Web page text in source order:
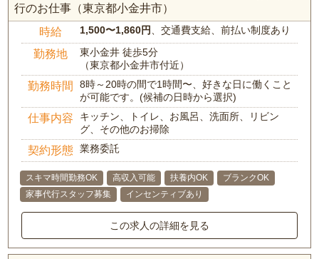
行のお仕事（東京都小金井市）
時給 1,500〜1,860円 、交通費支給、前払い制度あり
勤務地
東小金井 徒歩5分
（東京都小金井市付近）
勤務時間
8時～20時の間で1時間〜、好きな日に働くこと
が可能です。(候補の日時から選択)
仕事内容
キッチン、トイレ、お風呂、洗面所、リビン
グ、その他のお掃除
契約形態 業務委託
スキマ時間勤務OK 高収入可能 扶養内OK
ブランクOK
家事代行スタッフ募集
インセンティブあり
この求人の詳細を見る